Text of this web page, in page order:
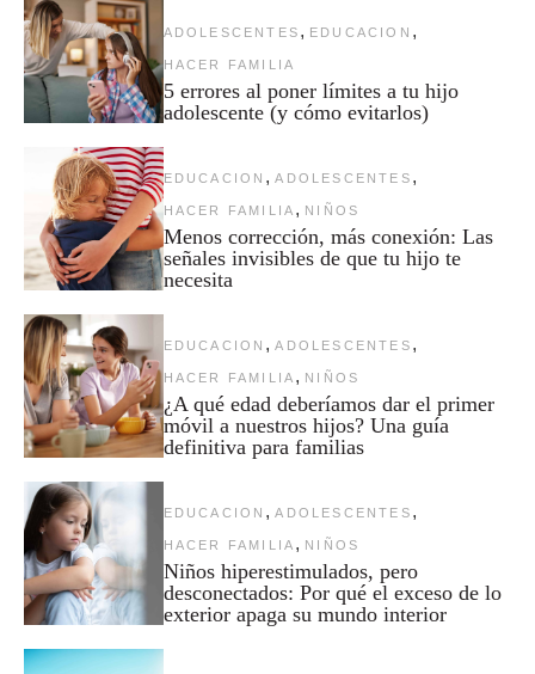
ADOLESCENTES , EDUCACION ,
HACER FAMILIA
5 errores al poner límites a tu hijo
adolescente (y cómo evitarlos)
EDUCACION , ADOLESCENTES ,
HACER FAMILIA , NIÑOS
Menos corrección, más conexión: Las
señales invisibles de que tu hijo te
necesita
EDUCACION , ADOLESCENTES ,
HACER FAMILIA , NIÑOS
¿A qué edad deberíamos dar el primer
móvil a nuestros hijos? Una guía
definitiva para familias
EDUCACION , ADOLESCENTES ,
HACER FAMILIA , NIÑOS
Niños hiperestimulados, pero
desconectados: Por qué el exceso de lo
exterior apaga su mundo interior